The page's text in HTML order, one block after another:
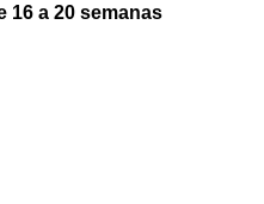
16 a 20 semanas